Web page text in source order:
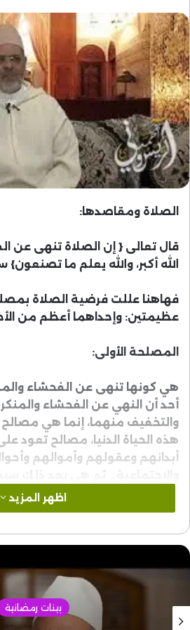
الصلاة ومقاصدها:
قال تعالى { إن الصلاة تنهى عن
الله أكبر، والله يعلم ما تصنعون}
فهاهنا عللت فرضية الصلاة
عظيمتين: وإحداهما أعظم من
المصلحة الأولى:
هي كونها تنهى عن الفحشاء
أحد أن النهي عن الفحشاء والمنكر،
والتخفيف منهما، إنما هي
هذه الحياة الدنيا، مصالح تعود
أبدانهم وعقولهم وأموالهم
الفحشاء والمنكر. ولذلك جاء
أخرى، هي قوله تعالى
اظهر المزيد
بينات رمضانية